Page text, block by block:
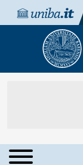
Vai al contenuto
Vai alla navigazione
Vai al footer